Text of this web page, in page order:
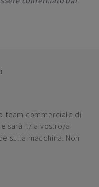
team commerciale di
sarà il/la vostro/a
sulla macchina. Non